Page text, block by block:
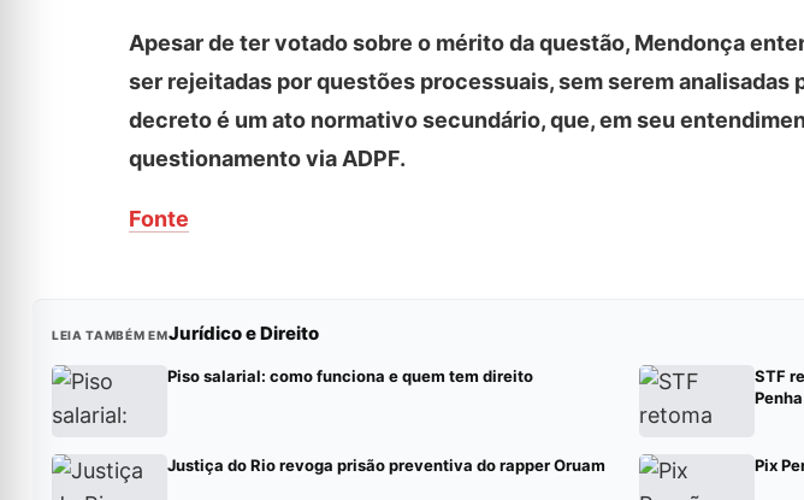
Apesar de ter votado sobre o mérito da questão, Mendonça
ser rejeitadas por questões processuais, sem serem analisadas
decreto é um ato normativo secundário, que, em seu
questionamento via ADPF.
Fonte
LEIA TAMBÉM EMJurídico e Direito
Piso salarial: como funciona e quem tem direito
STF
Penha
Justiça do Rio revoga prisão preventiva do rapper Oruam Pix